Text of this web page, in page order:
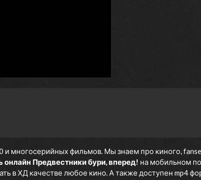
и многосерийных фильмов. Мы знаем про киного,
онлайн Предвестники бури, вперед! на мобильном
в ХД качестве любое кино. А также доступен mp4